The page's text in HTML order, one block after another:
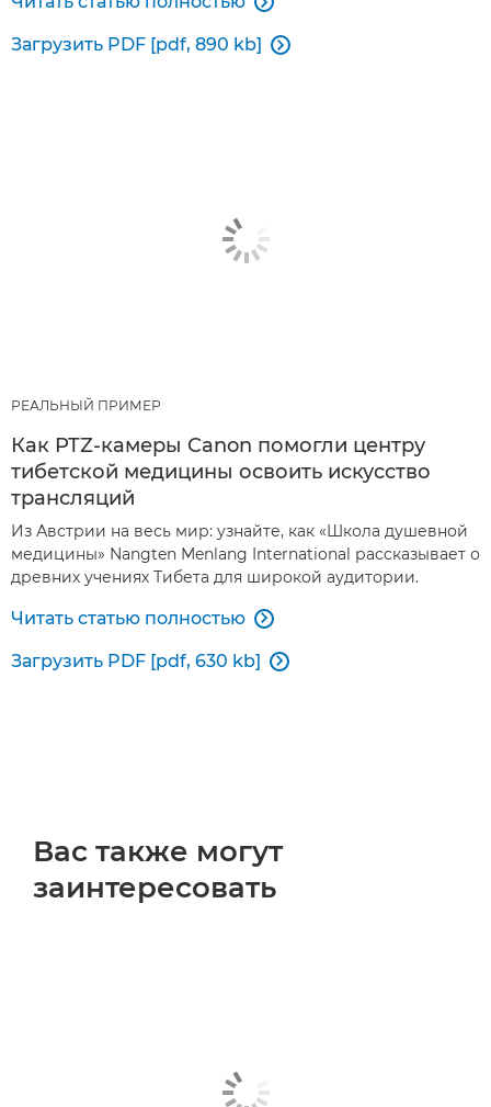

Загрузить PDF [pdf, 890 kb] 
РЕАЛЬНЫЙ ПРИМЕР
Как PTZ-камеры Canon помогли центру
тибетской медицины освоить искусство
трансляций
Из Австрии на весь мир: узнайте, как «Школа душевной
медицины» Nangten Menlang International рассказывает о
древних учениях Тибета для широкой аудитории.
Читать статью полностью 
Загрузить PDF [pdf, 630 kb] 
Вас также могут
заинтересовать